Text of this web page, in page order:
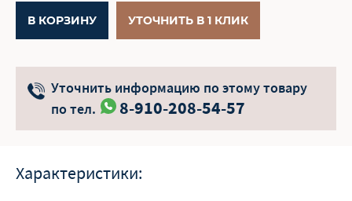
В КОРЗИНУ УТОЧНИТЬ В 1 КЛИК
Уточнить информацию по этому товару
по тел.
8-910-208-54-57
Характеристики: